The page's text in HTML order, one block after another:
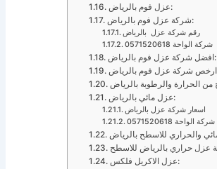
عزل فوم بالرياض:
شركة عزل فوم بالرياض:
رقم شركة عزل بالرياض
شركة الواحة 0571520618
افضل شركة عزل فوم بالرياض:
عزل مائي بالرياض:
اسعار شركة عزل بالرياض
شركة الواحة 0571520618
عزل الاكريل فلكس: